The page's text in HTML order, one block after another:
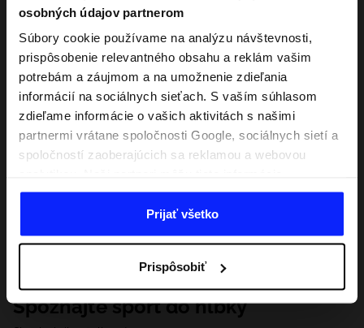
osobných údajov partnerom
Súbory cookie používame na analýzu návštevnosti,
prispôsobenie relevantného obsahu a reklám vašim
potrebám a záujmom a na umožnenie zdieľania
informácií na sociálnych sieťach. S vaším súhlasom
zdieľame informácie o vašich aktivitách s našimi
partnermi vrátane spoločnosti Google, sociálnych sietí a
spoločností zaoberajúcich sa reklamou a webovou
kombinovať s inými, ktoré poskytnete mimo tejto
webovej stránky, ako aj s údajmi, ktoré získajú v
dôsledku vášho používania ich služieb. S vaším
našim partnerom, aby sme zacielili a zlepšili spôsob
zobrazovania online reklamy, vykonali analytický
prieskum, upravili obsah a zlepšili riešenia ponúkané
Prijať všetko
Prispôsobiť
Spoznajte šport do hĺbky